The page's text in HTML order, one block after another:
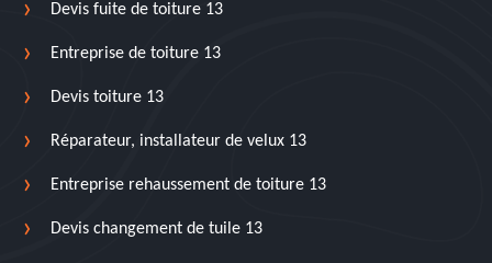
Devis fuite de toiture 13
Entreprise de toiture 13
Devis toiture 13
Réparateur, installateur de velux 13
Entreprise rehaussement de toiture 13
Devis changement de tuile 13